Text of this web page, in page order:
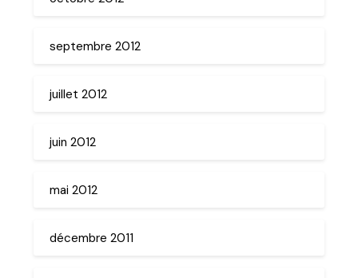
septembre 2012
juillet 2012
juin 2012
mai 2012
décembre 2011